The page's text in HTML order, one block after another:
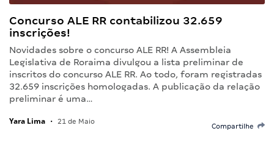
Concurso ALE RR contabilizou 32.659
inscrições!
Novidades sobre o concurso ALE RR! A Assembleia
Legislativa de Roraima divulgou a lista preliminar de
inscritos do concurso ALE RR. Ao todo, foram registradas
32.659 inscrições homologadas. A publicação da relação
preliminar é uma…
Yara Lima • 21 de Maio
Compartilhe